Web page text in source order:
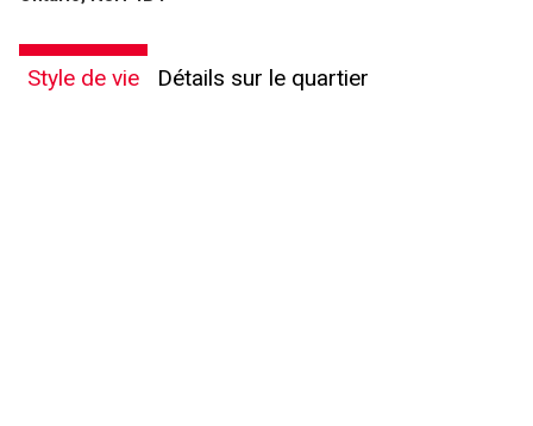
Style de vie Détails sur le quartier